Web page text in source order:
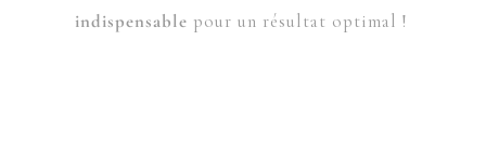
indispensable pour un résultat optimal !